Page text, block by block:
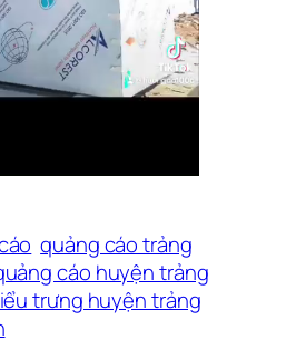
quảng cáo trảng
cáo huyện trảng
trưng huyện trảng